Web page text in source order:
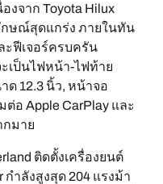
จาก Toyota Hilux
กษณ์สุดแกร่ง ภายในทัน
ฟีเจอร์ครบครัน
เป็นไฟหน้า-ไฟท้าย
ด 12.3 นิ้ว, หน้าจอ
ต่อ Apple CarPlay และ
กมาย
ติดตั้งเครื่องยนต์
กำลังสูงสุด 204 แรงม้า